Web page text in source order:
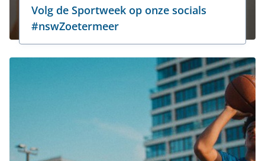
Volg de Sportweek op onze socials
#nswZoetermeer